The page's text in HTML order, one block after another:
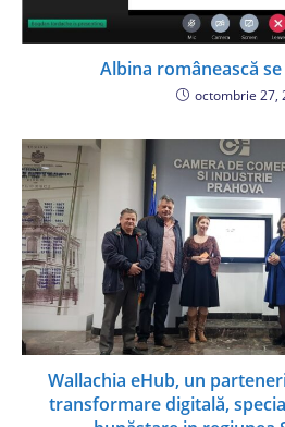
Albina românească
octombrie 27,
Wallachia eHub, un
transformare digitală,